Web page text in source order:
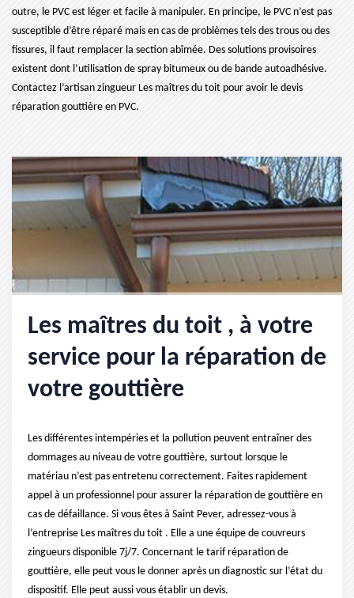
outre, le PVC est léger et facile à manipuler. En principe, le PVC n’est pas
susceptible d’être réparé mais en cas de problèmes tels des trous ou des
fissures, il faut remplacer la section abîmée. Des solutions provisoires
existent dont l’utilisation de spray bitumeux ou de bande autoadhésive.
Contactez l’artisan zingueur Les maîtres du toit pour avoir le devis
réparation gouttière en PVC.
Les maîtres du toit , à votre
service pour la réparation de
votre gouttière
Les différentes intempéries et la pollution peuvent entraîner des
dommages au niveau de votre gouttière, surtout lorsque le
matériau n’est pas entretenu correctement. Faites rapidement
appel à un professionnel pour assurer la réparation de gouttière en
cas de défaillance. Si vous êtes à Saint Pever, adressez-vous à
l’entreprise Les maîtres du toit . Elle a une équipe de couvreurs
zingueurs disponible 7j/7. Concernant le tarif réparation de
gouttière, elle peut vous le donner après un diagnostic sur l’état du
dispositif. Elle peut aussi vous établir un devis.